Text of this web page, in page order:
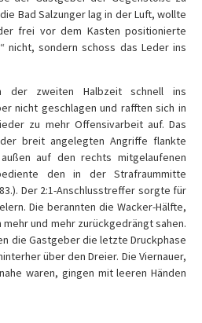
Bad Salzunger lag in der Luft, wollte
frei vor dem Kasten positionierte
nicht, sondern schoss das Leder ins
der zweiten Halbzeit schnell ins
nicht geschlagen und rafften sich in
zu mehr Offensivarbeit auf. Das
breit angelegten Angriffe flankte
auf den rechts mitgelaufenen
den in der Strafraummitte
Der 2:1-Anschlusstreffer sorgte für
Die berannten die Wacker-Hälfte,
und mehr zurückgedrängt sahen.
die Gastgeber die letzte Druckphase
über den Dreier. Die Viernauer,
waren, gingen mit leeren Händen